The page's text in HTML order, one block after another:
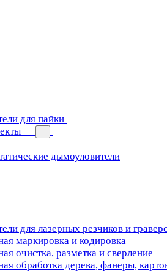
для пайки
дымоуловители
для лазерных резчиков и
маркировка и кодировка
очистка, разметка и сверление
обработка дерева, фанеры,